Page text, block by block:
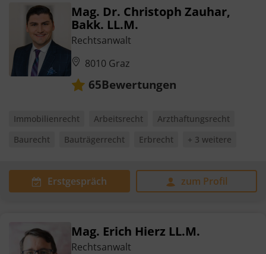
Mag. Dr. Christoph Zauhar,
Bakk. LL.M.
Rechtsanwalt
8010 Graz
65Bewertungen
Immobilienrecht Arbeitsrecht
Arzthaftungsrecht
Baurecht
Bauträgerrecht Erbrecht + 3 weitere
Erstgespräch zum Profil
Mag. Erich Hierz LL.M.
Rechtsanwalt